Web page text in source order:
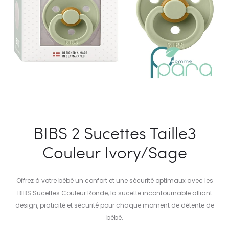
BIBS 2 Sucettes Taille3
Couleur Ivory/Sage
Offrez à votre bébé un confort et une sécurité optimaux avec les
BIBS Sucettes Couleur Ronde, la sucette incontournable alliant
design, praticité et sécurité pour chaque moment de détente de
bébé.